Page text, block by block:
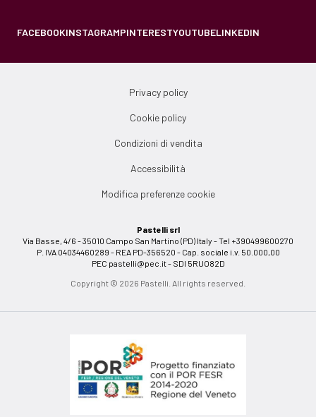
FACEBOOKINSTAGRAMPINTERESTYOUTUBELINKEDIN
Privacy policy
Cookie policy
Condizioni di vendita
Accessibilità
Modifica preferenze cookie
Pastelli srl
Via Basse, 4/6 - 35010 Campo San Martino (PD) Italy - Tel +390499600270
P. IVA 04034460289 - REA PD-356520 - Cap. sociale i.v. 50.000,00
PEC pastelli@pec.it- SDI 5RUO82D
Copyright © 2026 Pastelli. All rights reserved.